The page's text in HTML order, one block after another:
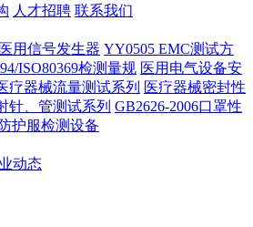
人才招聘 联系我们
用信号发生器 YY0505 EMC测试方
ISO80369检测量规 医用电气设备安
疗器械流量测试系列 医疗器械密封性
针、管测试系列 GB2626-2006口罩性
护服检测设备
动态